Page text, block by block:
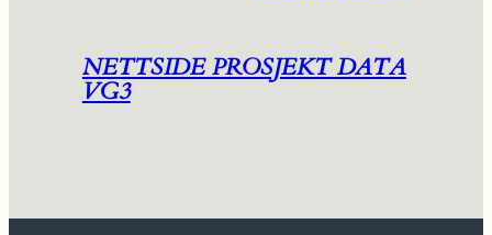
NETTSIDE PROSJEKT DATA
VG3